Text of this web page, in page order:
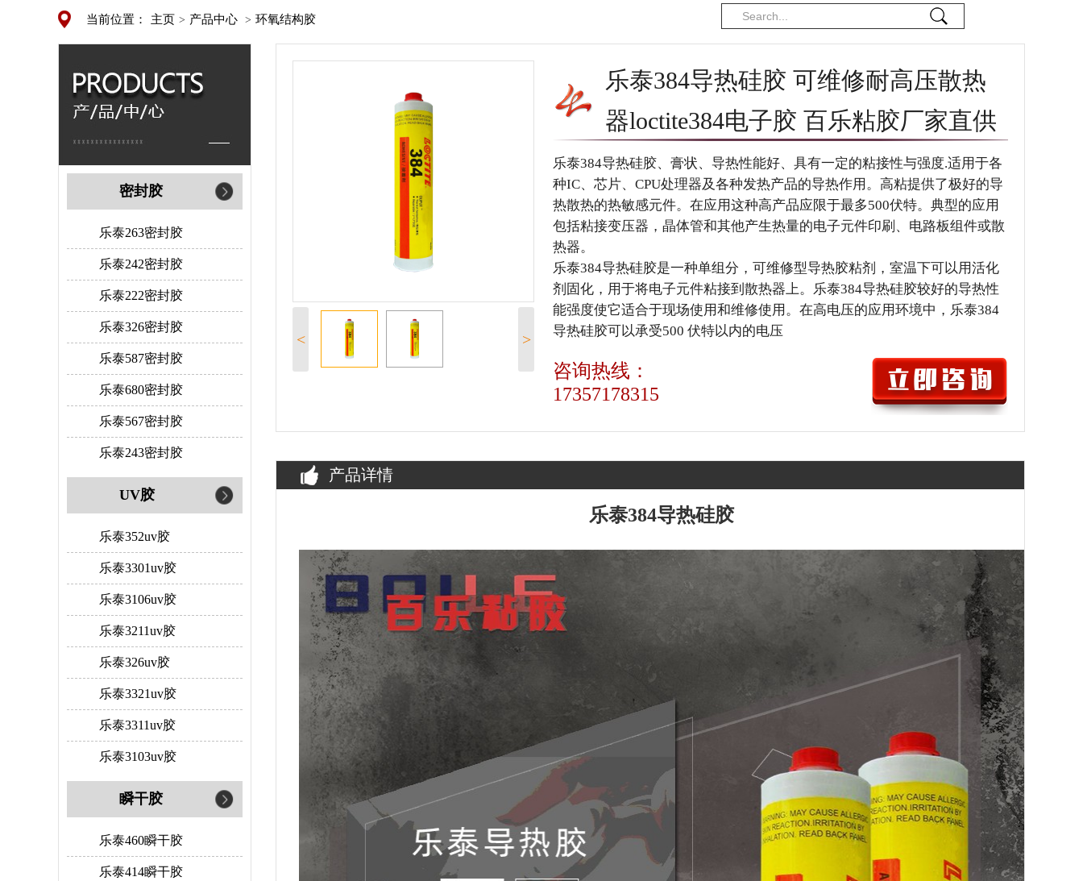
当前位置： 主页 > 产品中心 > 环氧结构胶
< >
乐泰384导热硅胶 可维修耐高压散热
器loctite384电子胶 百乐粘胶厂家直供
乐泰384导热硅胶、膏状、导热性能好、具有一定的粘接性与强度.适用于各
种IC、芯片、CPU处理器及各种发热产品的导热作用。高粘提供了极好的导
热散热的热敏感元件。在应用这种高产品应限于最多500伏特。典型的应用
包括粘接变压器，晶体管和其他产生热量的电子元件印刷、电路板组件或散
热器。
乐泰384导热硅胶是一种单组分，可维修型导热胶粘剂，室温下可以用活化
剂固化，用于将电子元件粘接到散热器上。乐泰384导热硅胶较好的导热性
能强度使它适合于现场使用和维修使用。在高电压的应用环境中，乐泰384
导热硅胶可以承受500 伏特以内的电压
咨询热线：
17357178315
产品详情
乐泰384导热硅胶
密封胶
乐泰263密封胶
乐泰242密封胶
乐泰222密封胶
乐泰326密封胶
乐泰587密封胶
乐泰680密封胶
乐泰567密封胶
乐泰243密封胶
UV胶
乐泰352uv胶
乐泰3301uv胶
乐泰3106uv胶
乐泰3211uv胶
乐泰326uv胶
乐泰3321uv胶
乐泰3311uv胶
乐泰3103uv胶
瞬干胶
乐泰460瞬干胶
乐泰414瞬干胶